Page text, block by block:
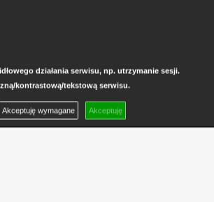
działania serwisu, np. utrzymanie sesji.
kontrastową/tekstową serwisu.
Akceptuję wymagane Akceptuję